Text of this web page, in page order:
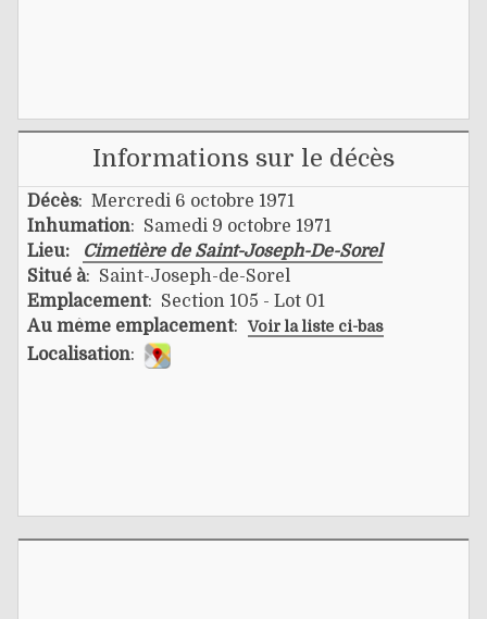
Informations sur le décès
Décès: Mercredi 6 octobre 1971
Inhumation: Samedi 9 octobre 1971
Lieu:
Cimetière de Saint-Joseph-De-Sorel
Situé à: Saint-Joseph-de-Sorel
Emplacement: Section 105 - Lot 01
Au même emplacement: Voir la liste ci-bas
Localisation: